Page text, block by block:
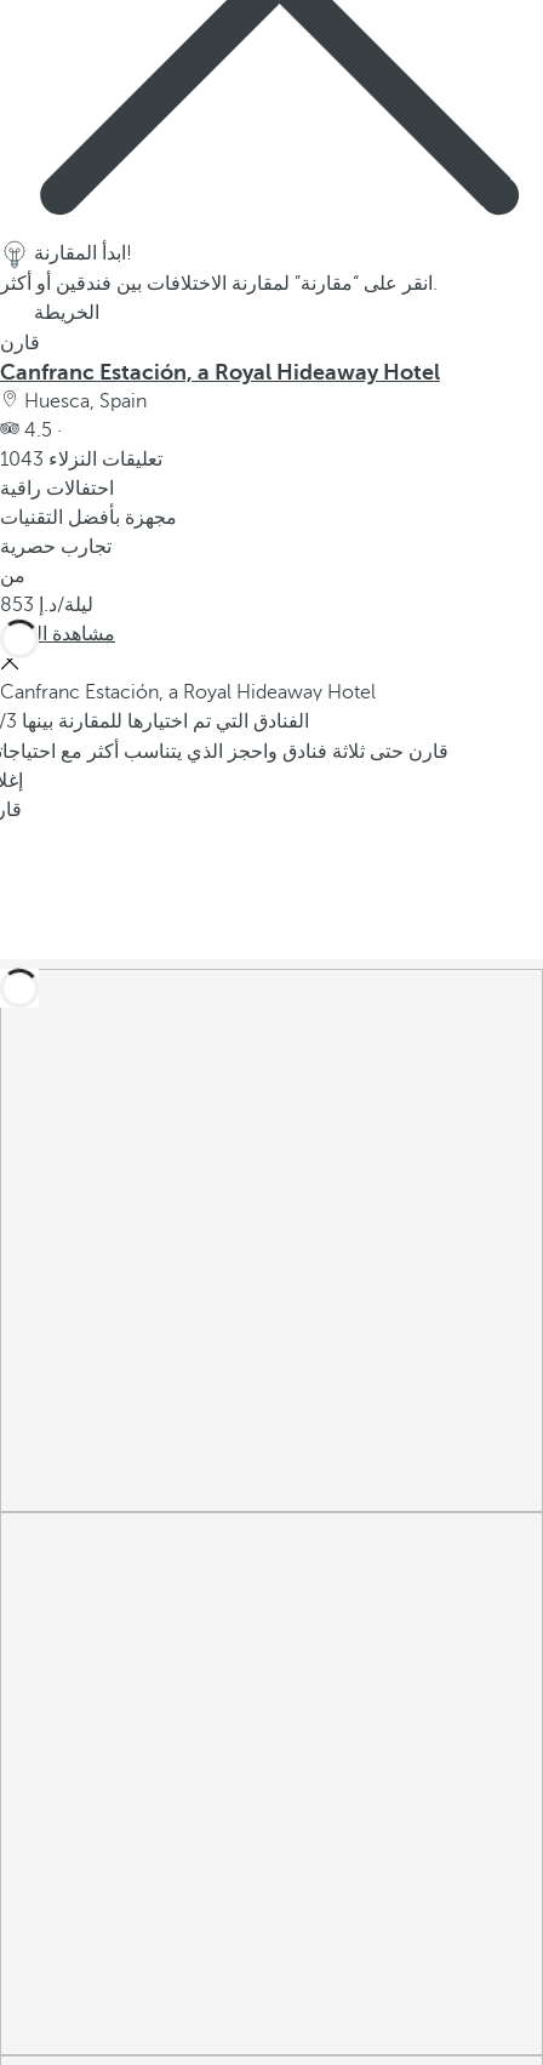
ابدأ المقارنة!
انقر على “مقارنة” لمقارنة الاختلافات بين فندقين أو أكثر.
الخريطة
قارن
Canfranc Estación, a Royal Hideaway Hotel
Huesca, Spain
4.5 ·
1043 تعليقات النزلاء
احتفالات راقية
مجهزة بأفضل التقنيات
تجارب حصرية
من
853
/ليلة
مشاهدة المزيد
Canfranc Estación, a Royal Hideaway Hotel
/3 الفنادق التي تم اختيارها للمقارنة بينها
قارن حتى ثلاثة فنادق واحجز الذي يتناسب أكثر مع